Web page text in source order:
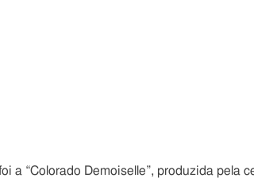
a “Colorado Demoiselle”, produzida pela